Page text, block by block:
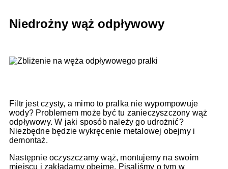
Niedrożny wąż odpływowy
Filtr jest czysty, a mimo to pralka nie wypompowuje
wody? Problemem może być tu zanieczyszczony wąż
odpływowy. W jaki sposób należy go udrożnić?
Niezbędne będzie wykręcenie metalowej obejmy i
demontaż.
Następnie oczyszczamy wąż, montujemy na swoim
miejscu i zakładamy obejmę. Pisaliśmy o tym w